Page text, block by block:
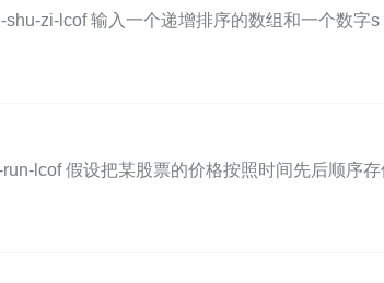
zi-lcof 输入一个递增排序的数组和一个数字
lcof 假设把某股票的价格按照时间先后顺序